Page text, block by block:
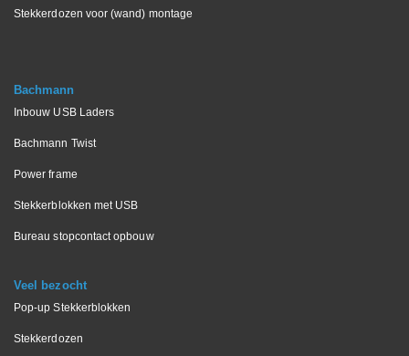
Stekkerdozen voor (wand) montage
Bachmann
Inbouw USB Laders
Bachmann Twist
Power frame
Stekkerblokken met USB
Bureau stopcontact opbouw
Veel bezocht
Pop-up Stekkerblokken
Stekkerdozen